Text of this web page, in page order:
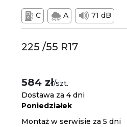
C A 71 dB
225 /55 R17
584 zł/szt.
Dostawa za 4 dni
Poniedziałek
Montaż w serwisie za 5 dni